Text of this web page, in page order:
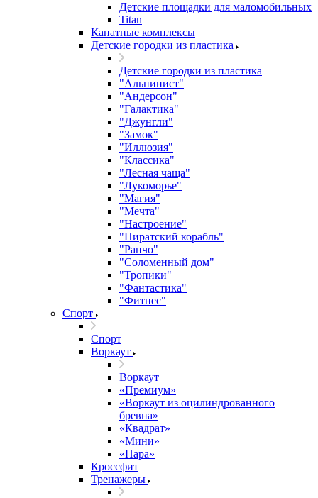
Детские площадки для маломобильных
Titan
Канатные комплексы
Детские городки из пластика
Детские городки из пластика
"Альпинист"
"Андерсон"
"Галактика"
"Джунгли"
"Замок"
"Иллюзия"
"Классика"
"Лесная чаща"
"Лукоморье"
"Магия"
"Мечта"
"Настроение"
"Пиратский корабль"
"Ранчо"
"Соломенный дом"
"Тропики"
"Фантастика"
"Фитнес"
Спорт
Спорт
Воркаут
Воркаут
«Премиум»
«Воркаут из оцилиндрованного
бревна»
«Квадрат»
«Мини»
«Пара»
Кроссфит
Тренажеры